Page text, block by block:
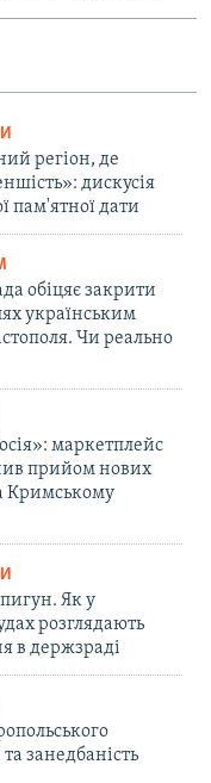
регіон, де
дискусія
пам'ятної дати
обіцяє закрити
українським
Чи реально
маркетплейс
прийом нових
Кримському
Як у
розглядають
в держзраді
занедбаність